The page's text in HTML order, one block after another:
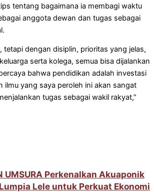
tentang bagaimana ia membagi waktu
anggota dewan dan tugas sebagai
tetapi dengan disiplin, prioritas yang jelas,
serta kolega, semua bisa dijalankan
bahwa pendidikan adalah investasi
ilmu yang saya peroleh ini akan sangat
tugas sebagai wakil rakyat,”
UMSURA Perkenalkan Akuaponik
Lele untuk Perkuat Ekonomi